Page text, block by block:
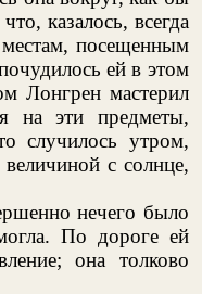
казалось, всегда
посещенным
ей в этом
Лонгрен мастерил
на эти предметы,
случилось утром,
с солнце,
нечего было
По дороге ей
она толково